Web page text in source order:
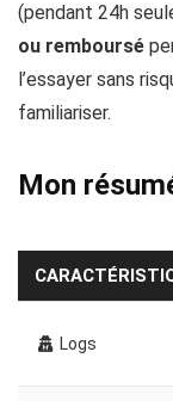
(pendant 24h
ou remboursé
l’essayer sans
familiariser.
Mon
Logs